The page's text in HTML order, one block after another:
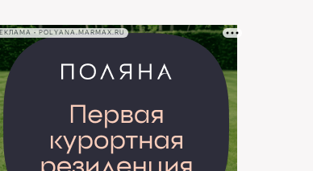
• POLYANA.MARMAX.RU